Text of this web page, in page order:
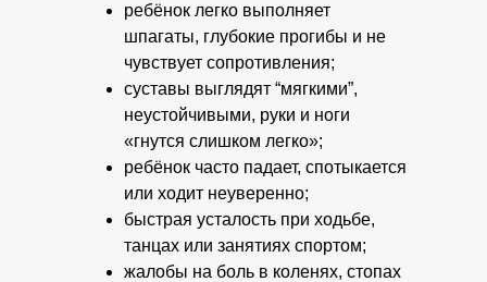
ребёнок легко выполняет
шпагаты, глубокие прогибы и не
чувствует сопротивления;
суставы выглядят “мягкими”,
неустойчивыми, руки и ноги
«гнутся слишком легко»;
ребёнок часто падает, спотыкается
или ходит неуверенно;
быстрая усталость при ходьбе,
танцах или занятиях спортом;
жалобы на боль в коленях, стопах